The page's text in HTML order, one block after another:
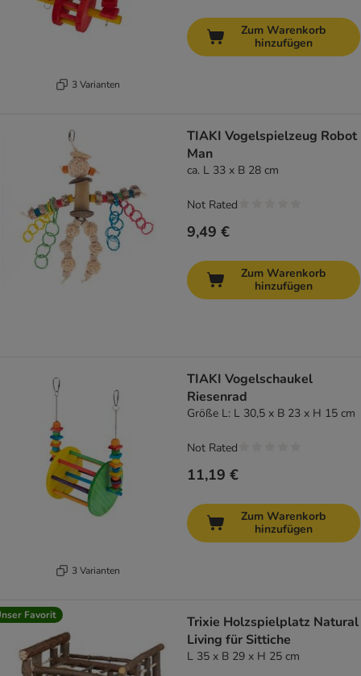
3 Varianten
Zum Warenkorb
hinzufügen
TIAKI Vogelspielzeug Robot
Man
ca. L 33 x B 28 cm
9,49 €
Not Rated
Zum Warenkorb
hinzufügen
3 Varianten
TIAKI Vogelschaukel
Riesenrad
Größe L: L 30,5 x B 23 x H 15 cm
11,19 €
Not Rated
Zum Warenkorb
hinzufügen
Favorit
Trixie Holzspielplatz Natural
Living für Sittiche
L 35 x B 29 x H 25 cm